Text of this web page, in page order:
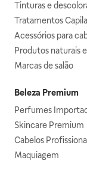
Tinturas e
Tratamentos
Acessórios para
Produtos naturais
Marcas de salão
Beleza Premium
Perfumes
Skincare Premium
Cabelos
Maquiagem